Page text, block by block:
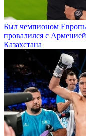
Был чемпионом
провалился с
Казахстана